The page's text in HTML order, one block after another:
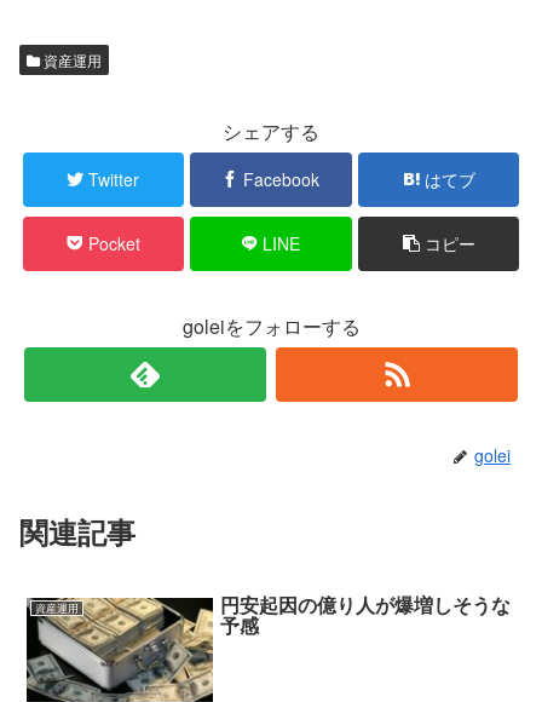
資産運用
シェアする
Twitter Facebook はてブ
Pocket LINE コピー
goleiをフォローする
golei
関連記事
資産運用 円安起因の億り人が爆増しそうな
予感